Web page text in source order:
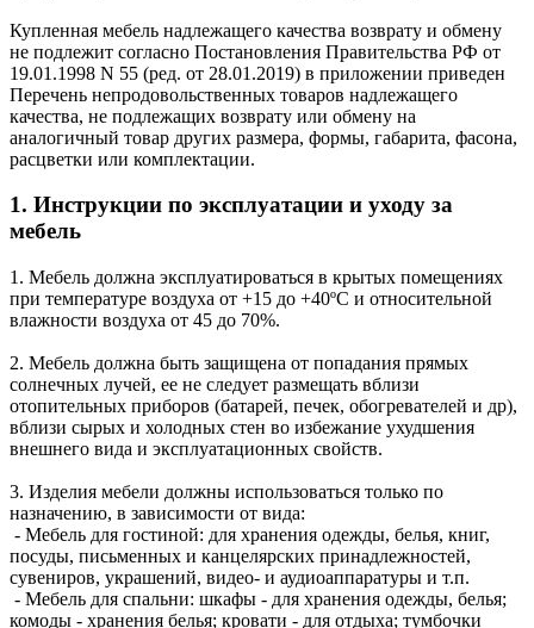
Купленная мебель надлежащего качества возврату и обмену
не подлежит согласно Постановления Правительства РФ от
19.01.1998 N 55 (ред. от 28.01.2019) в приложении приведен
Перечень непродовольственных товаров надлежащего
качества, не подлежащих возврату или обмену на
аналогичный товар других размера, формы, габарита, фасона,
расцветки или комплектации.
1. Инструкции по эксплуатации и уходу за
мебель
1. Мебель должна эксплуатироваться в крытых помещениях
при температуре воздуха от +15 до +40ºС и относительной
влажности воздуха от 45 до 70%.
2. Мебель должна быть защищена от попадания прямых
солнечных лучей, ее не следует размещать вблизи
отопительных приборов (батарей, печек, обогревателей и др),
вблизи сырых и холодных стен во избежание ухудшения
внешнего вида и эксплуатационных свойств.
3. Изделия мебели должны использоваться только по
назначению, в зависимости от вида:
- Мебель для гостиной: для хранения одежды, белья, книг,
посуды, письменных и канцелярских принадлежностей,
сувениров, украшений, видео- и аудиоаппаратуры и т.п.
- Мебель для спальни: шкафы - для хранения одежды, белья;
комоды - хранения белья; кровати - для отдыха; тумбочки